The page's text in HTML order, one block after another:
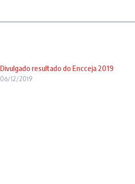
Divulgado resultado do Encceja 2019
06/12/2019